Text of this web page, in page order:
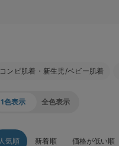
コンビ肌着・新生児/ベビー肌着
1色表示 全色表示
気順 新着順 価格が低い順